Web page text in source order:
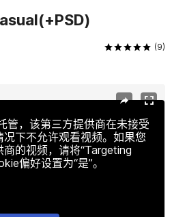
(9)
管，该第三方提供商在未接受
下不允许观看视频。如果您
的视频，请将“Targeting
偏好设置为“是”。